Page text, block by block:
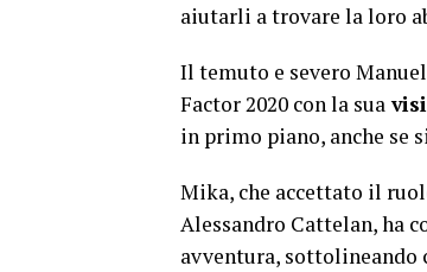
aiutarli a trovare la loro
Il temuto e severo
Factor 2020 con la sua
in primo piano, anche se
Mika, che accettato il
Alessandro Cattelan, ha
avventura, sottolineando